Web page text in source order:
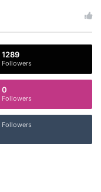
1289
Followers
0
Followers
Followers